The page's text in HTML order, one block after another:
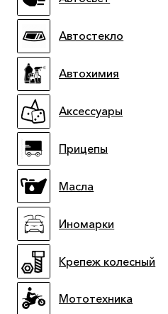
Автостекло
Автохимия
Аксессуары
Прицепы
Масла
Иномарки
Крепеж колесный
Мототехника